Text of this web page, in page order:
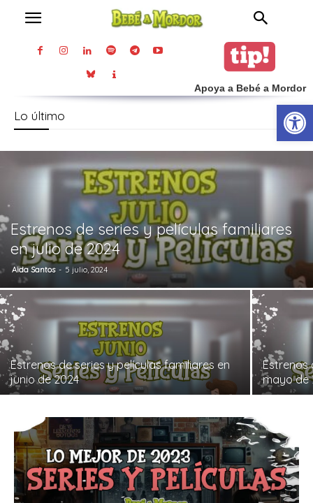
Apoya a Bebé a Mordor
Lo último
Estrenos de series y películas familiares
en julio de 2024
Aida Santos - 5 julio, 2024
Estrenos de series y películas familiares en
junio de 2024
Estrenos
mayo de